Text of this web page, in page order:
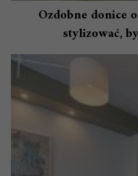
Ozdobne donice
stylizować,